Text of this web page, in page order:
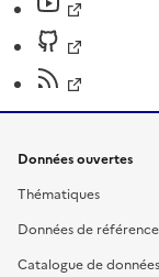
Données ouvertes
Thématiques
Données de référence
Catalogue de données